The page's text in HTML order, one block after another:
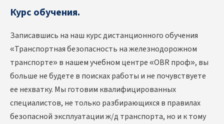
Курс обучения.
Записавшись на наш курс дистанционного обучения
«Транспортная безопасность на железнодорожном
транспорте» в нашем учебном центре «OBR проф», вы
больше не будете в поисках работы и не почувствуете
ее нехватку. Мы готовим квалифицированных
специалистов, не только разбирающихся в правилах
безопасной эксплуатации ж/д транспорта, но и к тому